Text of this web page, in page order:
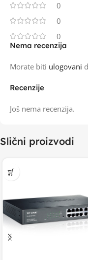
0
0
0
Recenzije
Još nema recenzija.
Nema recenzija
Morate biti ulogovani
Slični proizvodi